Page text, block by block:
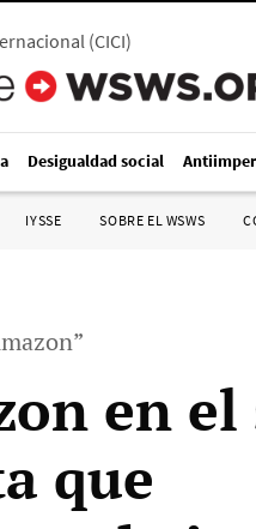
(CICI)
Desigualdad social
IYSSE SOBRE EL WSWS
en el
que